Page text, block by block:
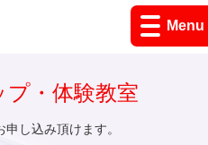
Menu
・体験教室
し込み頂けます。